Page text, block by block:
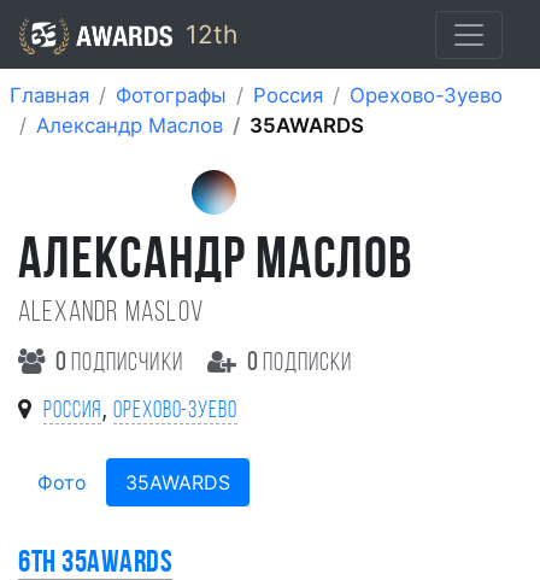
12th
Главная Фотографы Россия
Орехово-Зуево
Александр Маслов
35AWARDS
АЛЕКСАНДР МАСЛОВ
Alexandr Maslov
0 подписчики 0 подписки
Россия , Орехово-Зуево
Фото 35AWARDS
6th 35AWARDS